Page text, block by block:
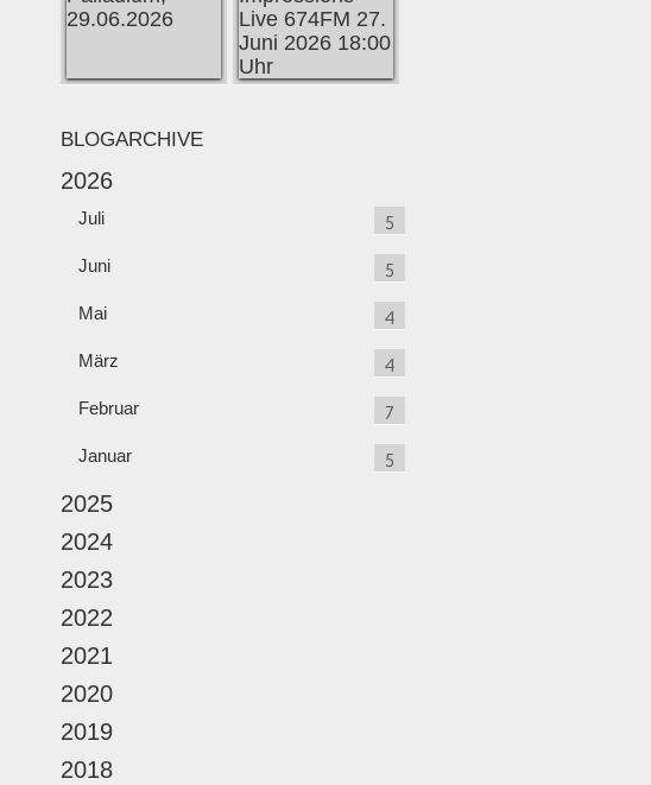
BLOGARCHIVE
2026
Juli 5
Juni 5
Mai 4
März 4
Februar 7
Januar 5
2025
2024
2023
2022
2021
2020
2019
2018